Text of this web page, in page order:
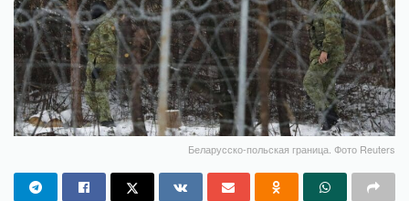
Беларусско-польская граница. Фото Reuters